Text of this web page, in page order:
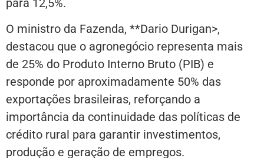
para 12,5%.
O ministro da Fazenda, **Dario Durigan>,
destacou que o agronegócio representa mais
de 25% do Produto Interno Bruto (PIB) e
responde por aproximadamente 50% das
exportações brasileiras, reforçando a
importância da continuidade das políticas de
crédito rural para garantir investimentos,
produção e geração de empregos.